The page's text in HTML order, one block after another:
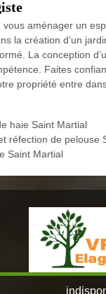
aménager un
la création d’un
La conception
Faites
propriété entre
haie Saint Martial
réfection de pelouse
Saint Martial